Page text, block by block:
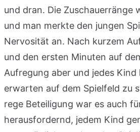
und dran. Die Zuschauerränge
und man merkte den jungen
Nervosität an. Nach kurzem
und den ersten Minuten auf
Aufregung aber und jedes Kind
erwarten auf dem Spielfeld zu
rege Beteiligung war es auch
herausfordernd, jedem Kind